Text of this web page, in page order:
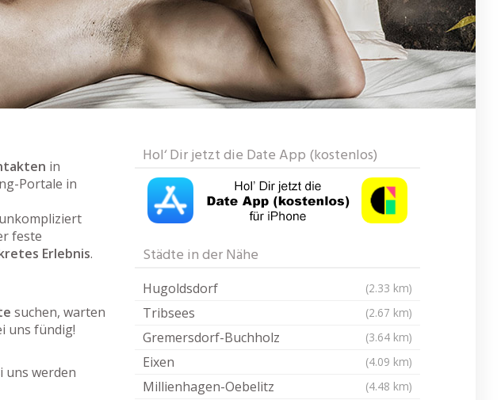
in
Portale in
feste
Erlebnis.
suchen, warten
uns fündig!
uns werden
Hol‘ Dir jetzt die Date App (kostenlos)
Städte in der Nähe
Hugoldsdorf (2.33 km)
Tribsees (2.67 km)
Gremersdorf-Buchholz (3.64 km)
Eixen (4.09 km)
Millienhagen-Oebelitz (4.48 km)